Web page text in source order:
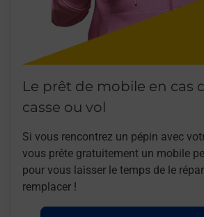
Le prêt de mobile en cas
casse ou vol
Si vous rencontrez un pépin avec
vous prête gratuitement un mobile
pour vous laisser le temps de le
remplacer !